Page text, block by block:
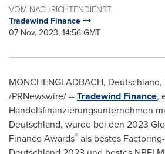
VOM NACHRICHTENDIENST
Tradewind Finance
07 Nov, 2023, 14:56 GMT
MÖNCHENGLADBACH, Deutschland,
/PRNewswire/ --Tradewind Finance,
Handelsfinanzierungsunternehmen
Deutschland, wurde bei den 2023
Finance Awards® als bestes